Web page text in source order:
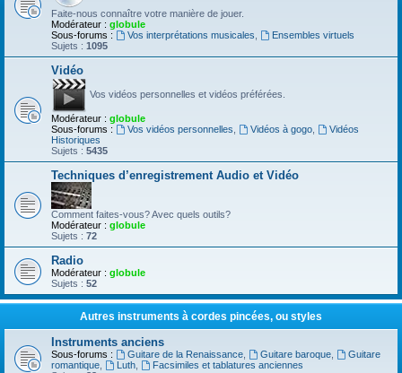
Faite-nous connaître votre manière de jouer.
Modérateur : globule
Sous-forums :
Vos interprétations musicales
Ensembles virtuels
Sujets : 1095
Vidéo
Vos vidéos personnelles et vidéos préférées.
Modérateur : globule
Sous-forums :
Vos vidéos personnelles Vidéos à gogo,
Vidéos
Historiques
Sujets : 5435
Techniques d’enregistrement Audio et Vidéo
Comment faites-vous? Avec quels outils?
Modérateur : globule
Sujets : 72
Radio
Modérateur : globule
Sujets : 52
Autres instruments à cordes pincées, ou styles
Instruments anciens
Sous-forums : Guitare de la Renaissance, Guitare baroque,
Guitare
romantique
Luth,
Facsimiles et tablatures anciennes